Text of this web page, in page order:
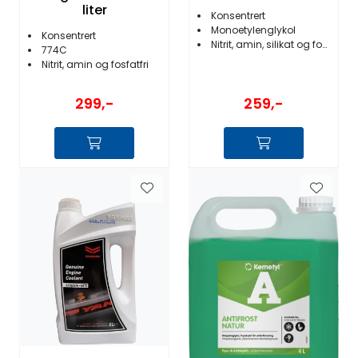
liter
Konsentrert
774C
Nitrit, amin og fosfatfri
299,-
Konsentrert
Monoetylenglykol
Nitrit, amin, silikat og fosfatfri
259,-